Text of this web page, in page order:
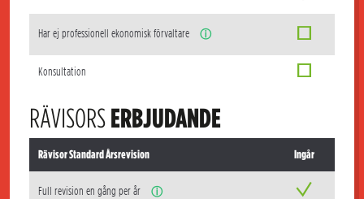
Har ej professionell ekonomisk förvaltare ⓘ
Konsultation
RÄVISORSERBJUDANDE
Rävisor Standard Årsrevision Ingår
Full revision en gång per år ⓘ